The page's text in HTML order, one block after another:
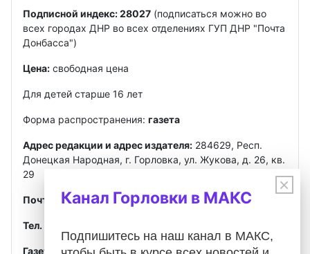
Подписной индекс: 28027 (подписаться можно во
всех городах ДНР во всех отделениях ГУП ДНР "Почта
Донбасса")
Цена: свободная цена
Для детей старше 16 лет
Форма распространения: газета
Адрес редакции и адрес издателя: 284629, Респ.
Донецкая Народная, г. Горловка, ул. Жукова, д. 26, кв.
29
Почта gorlovkasegodnya@ya.ru
Тел. ред.:
Газета зарегистрированаФедеральной службой по
×
Канал Горловки в МАКС
Подпишитесь на наш канал в МАКС,